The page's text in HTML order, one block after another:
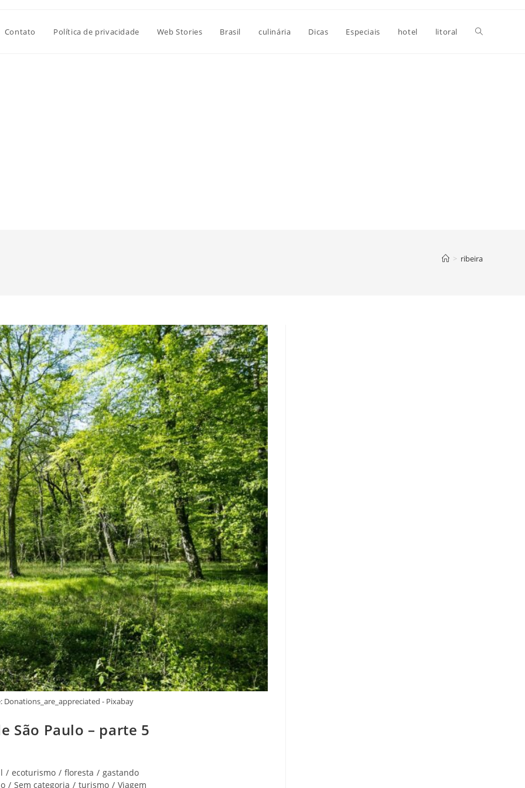
Contato Política de privacidade Web Stories Brasil culinária Dicas Especiais hotel litoral Alternar
> ribeira
Donations_are_appreciated - Pixabay
São Paulo – parte 5
/ ecoturismo / floresta / gastando
/ Sem categoria / turismo / Viagem